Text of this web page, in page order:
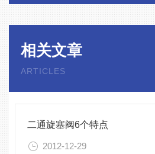
相关文章
ARTICLES
二通旋塞阀6个特点
2012-12-29